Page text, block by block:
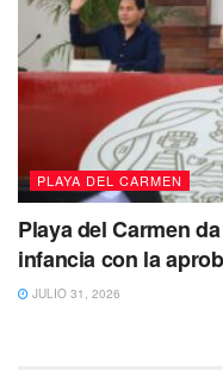
PLAYA DEL CARMEN
Playa del Carmen
infancia con la
JULIO 31, 2026